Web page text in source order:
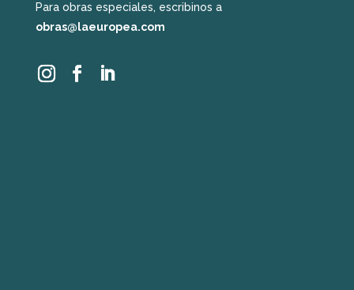
Para obras especiales, escribinos a
obras@laeuropea.com